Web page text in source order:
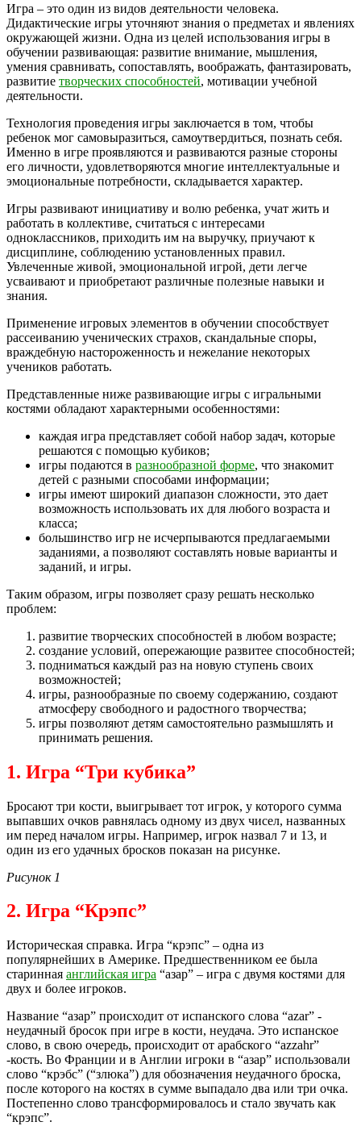
Игра – это один из видов деятельности человека.
Дидактические игры уточняют знания о предметах и явлениях
окружающей жизни. Одна из целей использования игры в
обучении развивающая: развитие внимание, мышления,
умения сравнивать, сопоставлять, воображать, фантазировать,
развитие творческих способностей, мотивации учебной
деятельности.
Технология проведения игры заключается в том, чтобы
ребенок мог самовыразиться, самоутвердиться, познать себя.
Именно в игре проявляются и развиваются разные стороны
его личности, удовлетворяются многие интеллектуальные и
эмоциональные потребности, складывается характер.
Игры развивают инициативу и волю ребенка, учат жить и
работать в коллективе, считаться с интересами
одноклассников, приходить им на выручку, приучают к
дисциплине, соблюдению установленных правил.
Увлеченные живой, эмоциональной игрой, дети легче
усваивают и приобретают различные полезные навыки и
знания.
Применение игровых элементов в обучении способствует
рассеиванию ученических страхов, скандальные споры,
враждебную настороженность и нежелание некоторых
учеников работать.
Представленные ниже развивающие игры с игральными
костями обладают характерными особенностями:
каждая игра представляет собой набор задач, которые
решаются с помощью кубиков;
игры подаются в разнообразной форме, что знакомит
детей с разными способами информации;
игры имеют широкий диапазон сложности, это дает
возможность использовать их для любого возраста и
класса;
большинство игр не исчерпываются предлагаемыми
заданиями, а позволяют составлять новые варианты и
заданий, и игры.
Таким образом, игры позволяет сразу решать несколько
проблем:
развитие творческих способностей в любом возрасте;
создание условий, опережающие развитее способностей;
подниматься каждый раз на новую ступень своих
возможностей;
игры, разнообразные по своему содержанию, создают
атмосферу свободного и радостного творчества;
игры позволяют детям самостоятельно размышлять и
принимать решения.
1. Игра “Три кубика”
Бросают три кости, выигрывает тот игрок, у которого сумма
выпавших очков равнялась одному из двух чисел, названных
им перед началом игры. Например, игрок назвал 7 и 13, и
один из его удачных бросков показан на рисунке.
Рисунок 1
2. Игра “Крэпс”
Историческая справка. Игра “крэпс” – одна из
популярнейших в Америке. Предшественником ее была
старинная английская игра “азар” – игра с двумя костями для
двух и более игроков.
Название “азар” происходит от испанского слова “аzаr” -
неудачный бросок при игре в кости, неудача. Это испанское
слово, в свою очередь, происходит от арабского “azzahr”
-кость. Во Франции и в Англии игроки в “азар” использовали
слово “крэбс” (“злюка”) для обозначения неудачного броска,
после которого на костях в сумме выпадало два или три очка.
Постепенно слово трансформировалось и стало звучать как
“крэпс”.